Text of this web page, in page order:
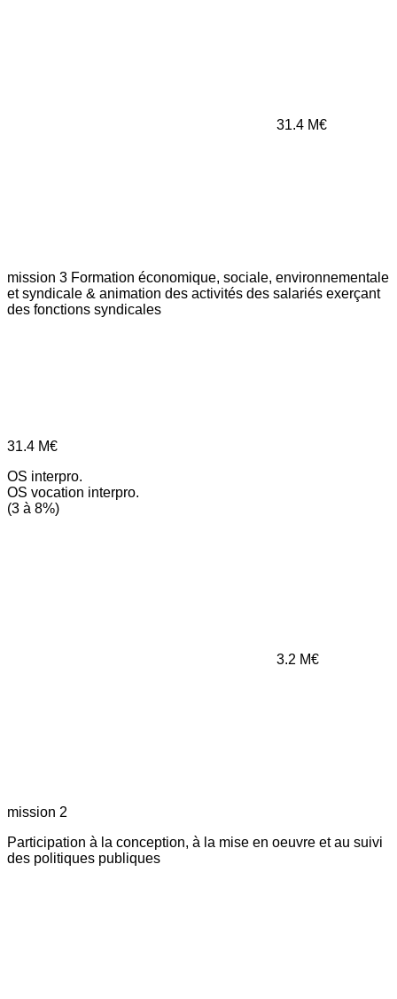
31.4 M€
mission 3 Formation économique, sociale, environnementale
et syndicale & animation des activités des salariés exerçant
des fonctions syndicales
31.4 M€
OS interpro.
OS vocation interpro.
(3 à 8%)
3.2 M€
mission 2
Participation à la conception, à la mise en oeuvre et au suivi
des politiques publiques